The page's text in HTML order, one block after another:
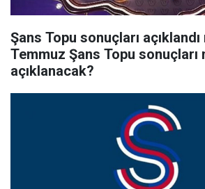
Şans Topu sonuçları açıklandı
Temmuz Şans Topu sonuçları
açıklanacak?